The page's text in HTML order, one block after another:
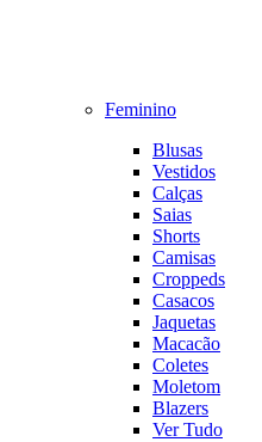
Feminino
Blusas
Vestidos
Calças
Saias
Shorts
Camisas
Croppeds
Casacos
Jaquetas
Macacão
Coletes
Moletom
Blazers
Ver Tudo